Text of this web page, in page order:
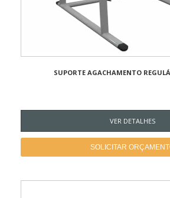
SUPORTE AGACHAMENTO
VER DETALHES
SOLICITAR